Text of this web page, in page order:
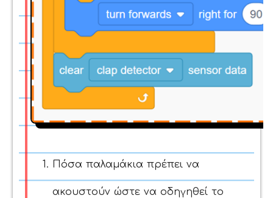
Πόσα παλαμάκια πρέπει να
ακουστούν ώστε να οδηγηθεί το